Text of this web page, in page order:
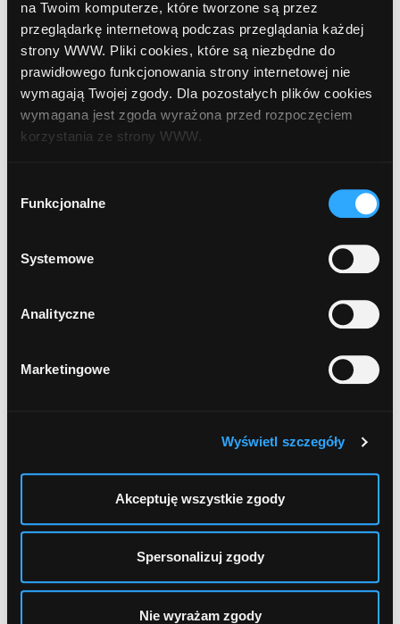
na Twoim komputerze, które tworzone są przez
przeglądarkę internetową podczas przeglądania każdej
strony WWW. Pliki cookies, które są niezbędne do
prawidłowego funkcjonowania strony internetowej nie
wymagają Twojej zgody. Dla pozostałych plików cookies
wymagana jest zgoda wyrażona przed rozpoczęciem
korzystania ze strony WWW.
formy korzystania z plików cookies. Więcej:
Polityka
zgody
Funkcjonalne
Systemowe
Analityczne
Marketingowe
Wyświetl szczegóły
Akceptuję wszystkie zgody
Spersonalizuj zgody
Nie wyrażam zgody
Konta osobiste
Kredyty gotówkowe
Kredyty dla firm
Sesje elixir
Wychodzące:
Ostatnio szukałeś produktów
Najczęściej szukane banki
Kto szuka nie błądzi